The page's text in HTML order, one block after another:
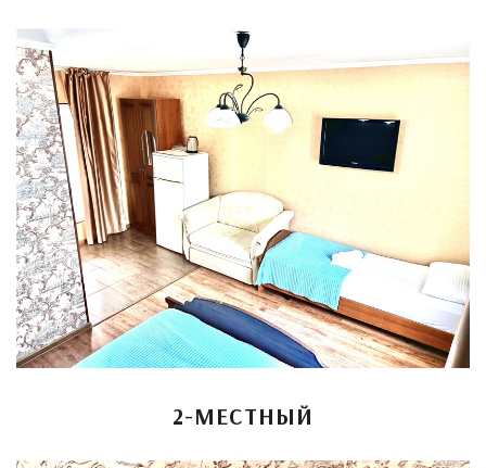
2-МЕСТНЫЙ